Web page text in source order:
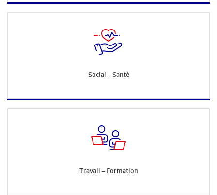
Social – Santé
Travail – Formation